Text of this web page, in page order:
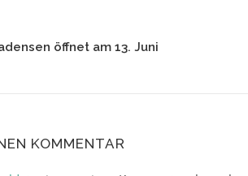
öffnet am 13. Juni
KOMMENTAR